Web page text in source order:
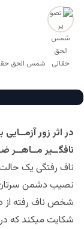
شمس الحق
در اثر زور
نافگــیر مــاهــر
ناف رفتگی یک
نصیب دشمن
شخص ناف رفته از
شکایت میکند که